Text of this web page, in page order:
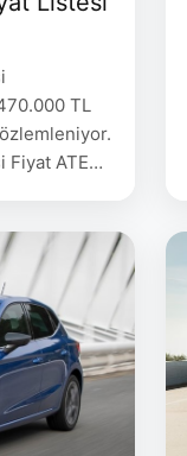
TL
ATECA
Verileri
…